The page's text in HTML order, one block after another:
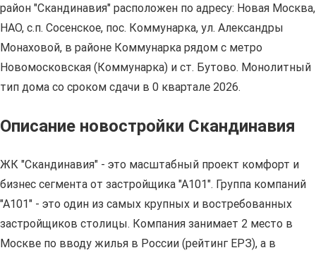
район "Скандинавия" расположен по адресу: Новая Москва,
НАО, с.п. Сосенское, пос. Коммунарка, ул. Александры
Монаховой, в районе Коммунарка рядом с метро
Новомосковская (Коммунарка) и ст. Бутово. Монолитный
тип дома со сроком сдачи в 0 квартале 2026.
Описание новостройки Скандинавия
ЖК "Скандинавия" - это масштабный проект комфорт и
бизнес сегмента от застройщика "А101". Группа компаний
"А101" - это один из самых крупных и востребованных
застройщиков столицы. Компания занимает 2 место в
Москве по вводу жилья в России (рейтинг ЕРЗ), а в